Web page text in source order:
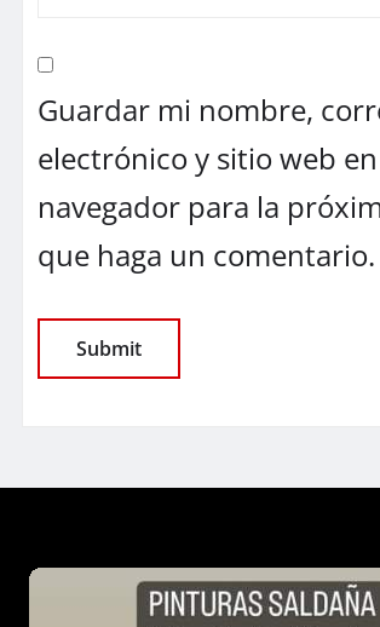
Guardar mi nombre,
electrónico y sitio web
navegador para la
que haga un comentario.